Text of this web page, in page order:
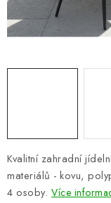
VÝPRODEJ
NOVINKY
Nákup na splátky
Kvalitní zahradní
materiálů - kovu,
4 osoby. Více